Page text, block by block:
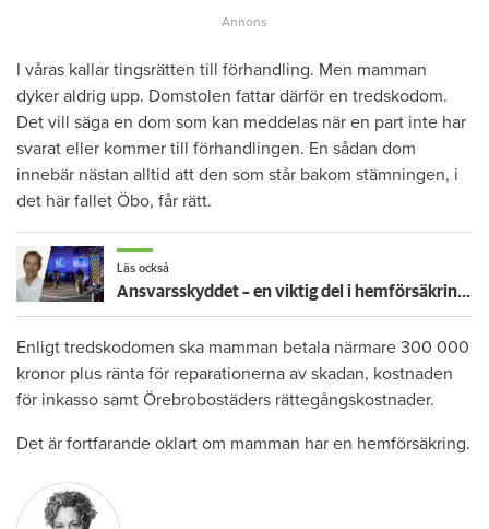
I våras kallar tingsrätten till förhandling. Men mamman
dyker aldrig upp. Domstolen fattar därför en tredskodom.
Det vill säga en dom som kan meddelas när en part inte har
svarat eller kommer till förhandlingen. En sådan dom
innebär nästan alltid att den som står bakom stämningen, i
det här fallet Öbo, får rätt.
Läs också
Ansvarsskyddet – en viktig del i hemförsäkringen
Enligt tredskodomen ska mamman betala närmare 300 000
kronor plus ränta för reparationerna av skadan, kostnaden
för inkasso samt Örebrobostäders rättegångskostnader.
Det är fortfarande oklart om mamman har en hemförsäkring.